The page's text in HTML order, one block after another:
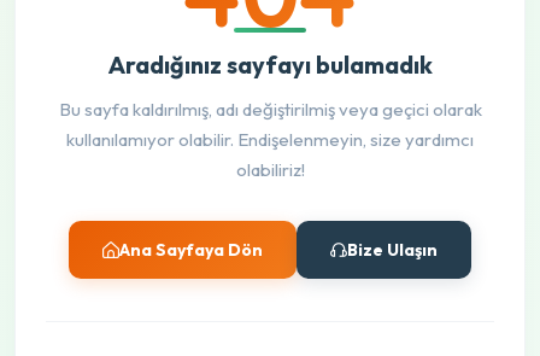
Aradığınız sayfayı bulamadık
Bu sayfa kaldırılmış, adı değiştirilmiş veya geçici olarak
kullanılamıyor olabilir. Endişelenmeyin, size yardımcı
olabiliriz!
Ana Sayfaya Dön Bize Ulaşın